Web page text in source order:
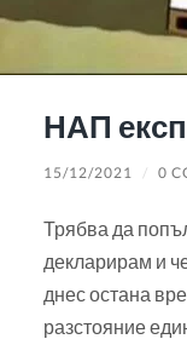
НАП
15/12/2021 / 0
Трябва да
декларирам и
днес остана
разстояние